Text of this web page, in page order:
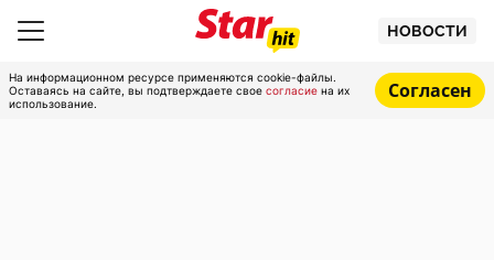
НОВОСТИ
На информационном ресурсе применяются cookie-файлы.
Оставаясь на сайте, вы подтверждаете свое согласие на их
использование.
Согласен